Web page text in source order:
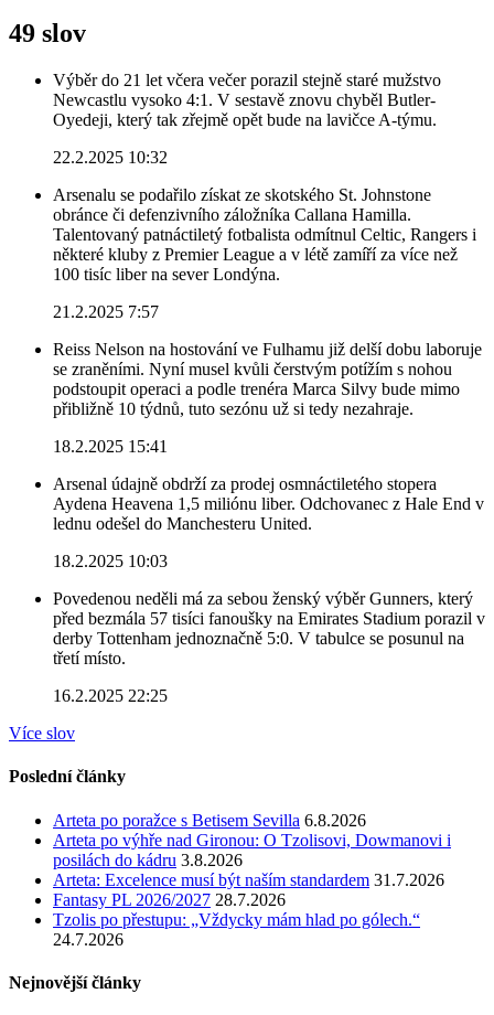
49 slov
Výběr do 21 let včera večer porazil stejně staré mužstvo
Newcastlu vysoko 4:1. V sestavě znovu chyběl Butler-
Oyedeji, který tak zřejmě opět bude na lavičce A-týmu.
22.2.2025 10:32
Arsenalu se podařilo získat ze skotského St. Johnstone
obránce či defenzivního záložníka Callana Hamilla.
Talentovaný patnáctiletý fotbalista odmítnul Celtic, Rangers i
některé kluby z Premier League a v létě zamíří za více než
100 tisíc liber na sever Londýna.
21.2.2025 7:57
Reiss Nelson na hostování ve Fulhamu již delší dobu laboruje
se zraněními. Nyní musel kvůli čerstvým potížím s nohou
podstoupit operaci a podle trenéra Marca Silvy bude mimo
přibližně 10 týdnů, tuto sezónu už si tedy nezahraje.
18.2.2025 15:41
Arsenal údajně obdrží za prodej osmnáctiletého stopera
Aydena Heavena 1,5 miliónu liber. Odchovanec z Hale End v
lednu odešel do Manchesteru United.
18.2.2025 10:03
Povedenou neděli má za sebou ženský výběr Gunners, který
před bezmála 57 tisíci fanoušky na Emirates Stadium porazil v
derby Tottenham jednoznačně 5:0. V tabulce se posunul na
třetí místo.
16.2.2025 22:25
Více slov
Poslední články
Arteta po poražce s Betisem Sevilla 6.8.2026
Arteta po výhře nad Gironou: O Tzolisovi, Dowmanovi i
posilách do kádru 3.8.2026
Arteta: Excelence musí být naším standardem 31.7.2026
Fantasy PL 2026/2027 28.7.2026
Tzolis po přestupu: „Vždycky mám hlad po gólech.“
24.7.2026
Nejnovější články